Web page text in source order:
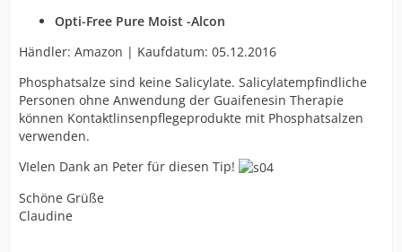
Opti-Free Pure Moist -Alcon
Händler: Amazon | Kaufdatum: 05.12.2016
Phosphatsalze sind keine Salicylate. Salicylatempfindliche
Personen ohne Anwendung der Guaifenesin Therapie
können Kontaktlinsenpflegeprodukte mit Phosphatsalzen
verwenden.
VIelen Dank an Peter für diesen Tip!
Schöne Grüße
Claudine